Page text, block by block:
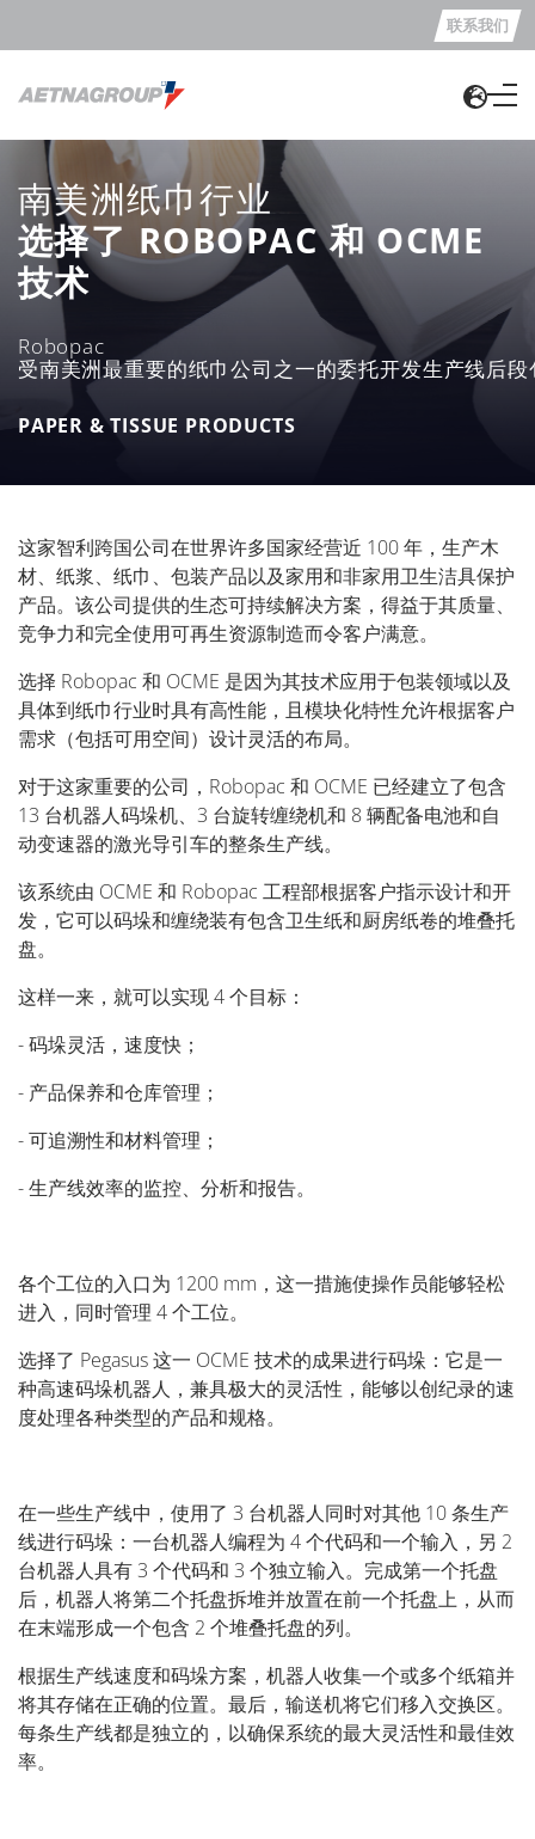
联系我们
南美洲纸巾行业
选择了 ROBOPAC 和 OCME
技术
Robopac
受南美洲最重要的纸巾公司之一的委托开发生产线后
PAPER & TISSUE PRODUCTS
这家智利跨国公司在世界许多国家经营近 100 年，生产木
材、纸浆、纸巾、包装产品以及家用和非家用卫生洁具保护
产品。该公司提供的生态可持续解决方案，得益于其质量、
竞争力和完全使用可再生资源制造而令客户满意。
选择 Robopac 和 OCME 是因为其技术应用于包装领域以及
具体到纸巾行业时具有高性能，且模块化特性允许根据客户
需求（包括可用空间）设计灵活的布局。
对于这家重要的公司，Robopac 和 OCME 已经建立了包含
13 台机器人码垛机、3 台旋转缠绕机和 8 辆配备电池和自
动变速器的激光导引车的整条生产线。
该系统由 OCME 和 Robopac 工程部根据客户指示设计和开
发，它可以码垛和缠绕装有包含卫生纸和厨房纸卷的堆叠托
盘。
这样一来，就可以实现 4 个目标：
- 码垛灵活，速度快；
- 产品保养和仓库管理；
- 可追溯性和材料管理；
- 生产线效率的监控、分析和报告。
各个工位的入口为 1200 mm，这一措施使操作员能够轻松
进入，同时管理 4 个工位。
选择了 Pegasus 这一 OCME 技术的成果进行码垛：它是一
种高速码垛机器人，兼具极大的灵活性，能够以创纪录的速
度处理各种类型的产品和规格。
在一些生产线中，使用了 3 台机器人同时对其他 10 条生产
线进行码垛：一台机器人编程为 4 个代码和一个输入，另 2
台机器人具有 3 个代码和 3 个独立输入。完成第一个托盘
后，机器人将第二个托盘拆堆并放置在前一个托盘上，从而
在末端形成一个包含 2 个堆叠托盘的列。
根据生产线速度和码垛方案，机器人收集一个或多个纸箱并
将其存储在正确的位置。最后，输送机将它们移入交换区。
每条生产线都是独立的，以确保系统的最大灵活性和最佳效
率。